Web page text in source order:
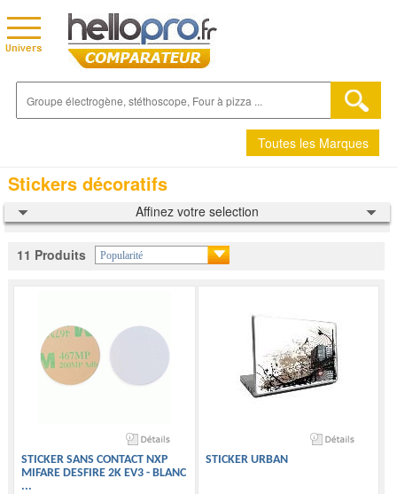
Toutes les Marques
Affinez votre selection
Stickers décoratifs
11 Produits Popularité
STICKER SANS CONTACT NXP
MIFARE DESFIRE 2K EV3 - BLANC
...
STICKER URBAN